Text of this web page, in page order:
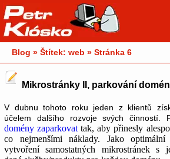
Blog » Štítek: web » Stránka 6
Mikrostránky II, parkování domén
V dubnu tohoto roku jeden z klientů
účelem dalšího rozvoje svých činností.
domény zaparkovat tak, aby přinesly
co nejmenšími náklady. Jako
vytvoření samostatných mikrostránek s